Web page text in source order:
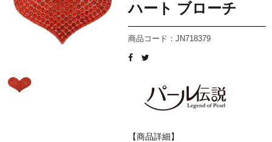
ハート ブローチ
商品コード：JN718379
【商品詳細】